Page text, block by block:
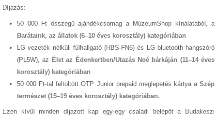
Díjazás:
50 000 Ft összegű ajándékcsomag a MúzeumShop kínálatából, a
Barátaink, az állatok (6–10 éves korosztály) kategóriában
LG vezeték nélküli fülhallgató (HBS-FN6) és LG bluetooth hangszóró
(PL5W),az Élet az Édenkertben/Utazás Noé bárkáján (11–14 éves
korosztály) kategóriában
50 000 Ft-tal feltöltött OTP Junior prepaid meglepetés kártya a Szép
természet (15–19 éves korosztály) kategóriában.
Ezen kívül minden díjazott kap egy-egy családi belépőt a Budakeszi